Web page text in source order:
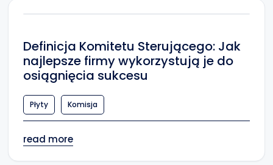
Definicja Komitetu Sterującego: Jak
najlepsze firmy wykorzystują je do
osiągnięcia sukcesu
Płyty Komisja
read more